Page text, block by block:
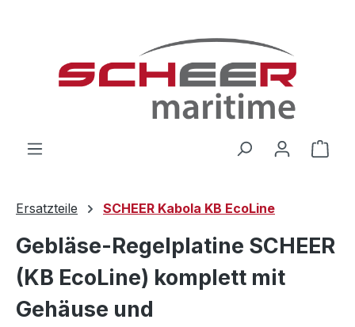
Ersatzteile SCHEER Kabola KB EcoLine
Gebläse-Regelplatine SCHEER
(KB EcoLine) komplett mit
Gehäuse und